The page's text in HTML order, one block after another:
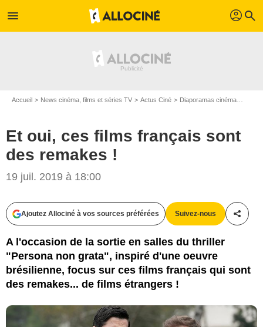
menu profil search
Accueil News cinéma, films et séries TV Actus Ciné Diaporamas cinéma
Et oui, ces films français sont
des remakes !
19 juil. 2019 à 18:00
Ajoutez Allociné à vos sources préférées Suivez-nous
A l'occasion de la sortie en salles du thriller
"Persona non grata", inspiré d'une oeuvre
brésilienne, focus sur ces films français qui sont
des remakes... de films étrangers !